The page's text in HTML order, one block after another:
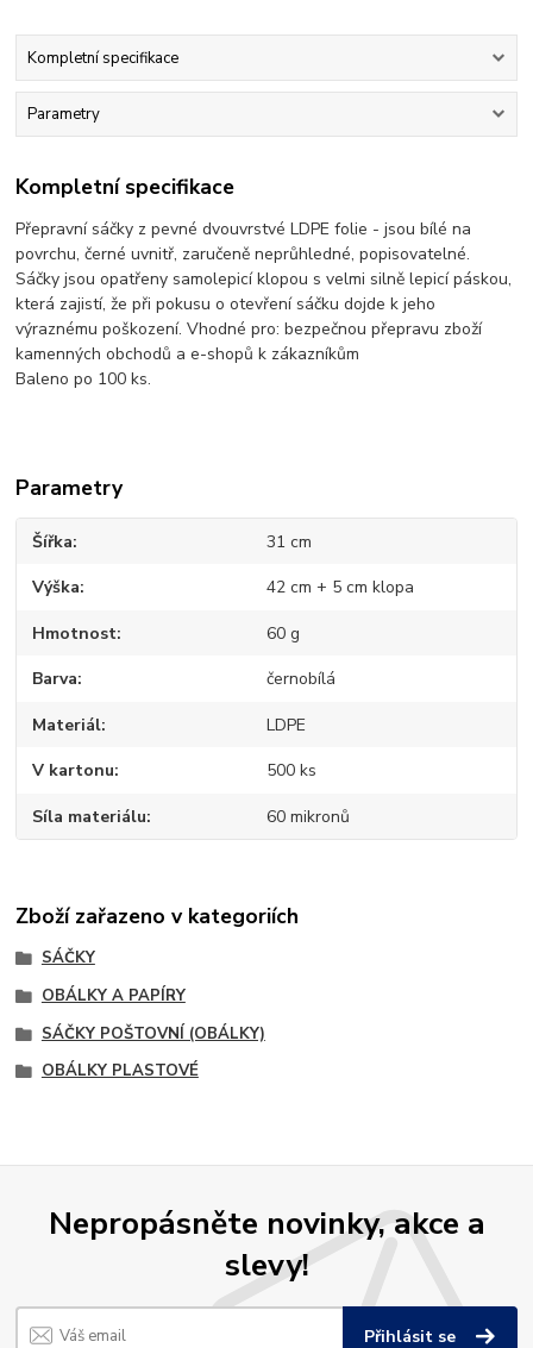
Kompletní specifikace
Parametry
Kompletní specifikace
Přepravní sáčky z pevné dvouvrstvé LDPE folie - jsou bílé na
povrchu, černé uvnitř, zaručeně neprůhledné, popisovatelné.
Sáčky jsou opatřeny samolepicí klopou s velmi silně lepicí páskou,
která zajistí, že při pokusu o otevření sáčku dojde k jeho
výraznému poškození. Vhodné pro: bezpečnou přepravu zboží
kamenných obchodů a e-shopů k zákazníkům
Baleno po 100 ks.
Parametry
Šířka 31 cm
Výška 42 cm + 5 cm klopa
Hmotnost 60 g
Barva černobílá
Materiál LDPE
V kartonu 500 ks
Síla materiálu 60 mikronů
Zboží zařazeno v kategoriích
SÁČKY
OBÁLKY A PAPÍRY
SÁČKY POŠTOVNÍ (OBÁLKY)
OBÁLKY PLASTOVÉ
Nepropásněte novinky, akce a
slevy!
Přihlásit se